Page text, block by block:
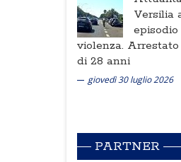
Versilia
violenza.
di 28 anni
giovedì 30 luglio 2026
PARTNER